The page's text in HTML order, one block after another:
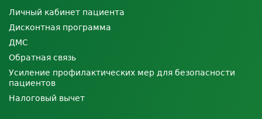
Личный кабинет пациента
Дисконтная программа
ДМС
Обратная связь
Усиление профилактических мер для безопасности
пациентов
Налоговый вычет